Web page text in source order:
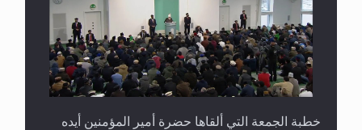
خطبة الجمعة التي ألقاها حضرة أمير المؤمنين أيده